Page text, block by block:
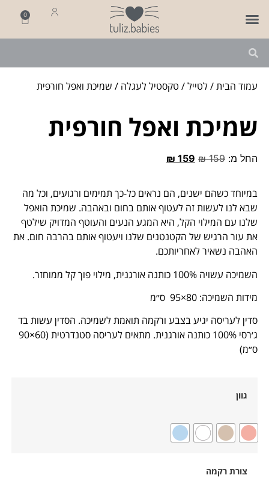
0
עמוד הבית/לטייל/ טקסטיל לעגלה / שמיכת ואפל חורפית
שמיכת ואפל חורפית
החל מ: ₪159
₪ 159
במיוחד כשהם ישנים, הם נראים כל-כך תמימים ורגועים, וכל מה
שבא לנו לעשות זה לעטוף אותם בחום ובאהבה. שמיכת הואפל
שלנו עם המילוי הקל, היא המגע הנעים והעוטף המדויק שילטף
את עור הרגיש של הקטנטנים שלנו ויעטוף אותם בהרבה חום. את
האהבה נשאיר לאחריותכם.
השמיכה עשויה 100% כותנה אורגנית, מילוי פוך קל ממוחזר.
מידות השמיכה: 80×95 ס״מ
סדין לעריסה יגיע בצבע ורקמה תואמת לשמיכה. הסדין עשות בד
ג׳רסי 100% כותנה אורגנית. מתאים לעריסה סטנדרטית (60×90
ס״מ)
גוון
צורת רקמה